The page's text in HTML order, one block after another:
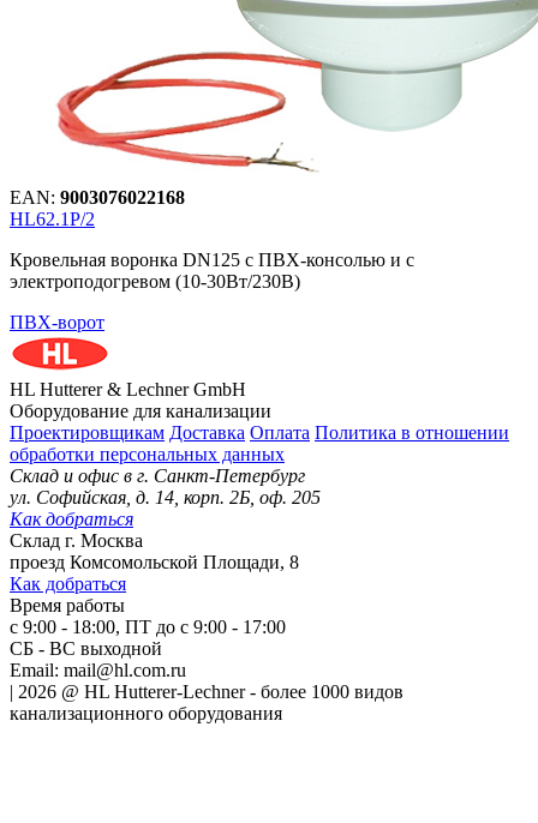
EAN: 9003076022168
HL62.1P/2
Кровельная воронка DN125 с ПВХ-консолью и с
электроподогревом (10-30Вт/230В)
ПВХ-ворот
HL Hutterer & Lechner GmbH
Оборудование для канализации
Проектировщикам Доставка Оплата Политика в отношении
обработки персональных данных
Склад и офис в г. Санкт-Петербург
ул. Софийская, д. 14, корп. 2Б, оф. 205
Как добраться
Склад г. Москва
проезд Комсомольской Площади, 8
Как добраться
Время работы
с 9:00 - 18:00, ПТ до с 9:00 - 17:00
СБ - ВС выходной
Email: mail@hl.com.ru
| 2026 @ HL Hutterer-Lechner - более 1000 видов
канализационного оборудования